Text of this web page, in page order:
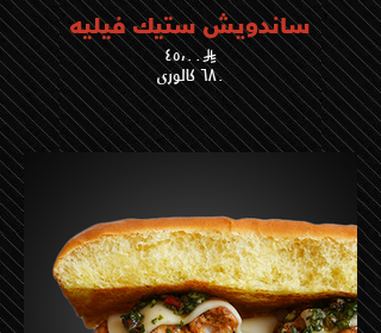
ساندويش ستيك فيليه
٤٥،٠٠
٦٨٠ كالوري